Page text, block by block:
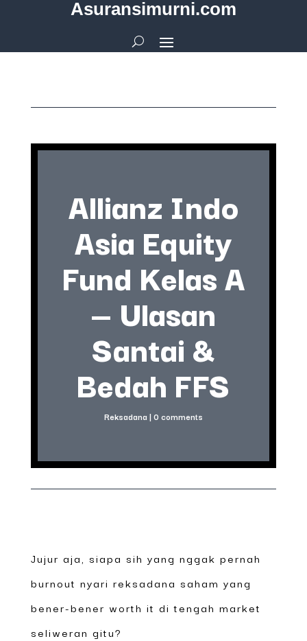
Asuransimurni.com
Allianz Indo
Asia Equity
Fund Kelas A
— Ulasan
Santai &
Bedah FFS
Reksadana | 0 comments
Jujur aja, siapa sih yang nggak pernah
burnout nyari reksadana saham yang
bener-bener worth it di tengah market
seliweran gitu?